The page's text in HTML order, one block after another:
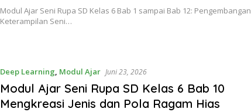
Modul Ajar Seni Rupa SD Kelas 6 Bab 1 sampai Bab 12: Pengembangan
Keterampilan Seni…
Deep Learning, Modul Ajar Juni 23, 2026
Modul Ajar Seni Rupa SD Kelas 6 Bab 10
Mengkreasi Jenis dan Pola Ragam Hias